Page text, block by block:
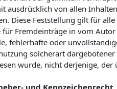
ausdrücklich von allen
Diese Feststellung gilt für
für Fremdeinträge in vom
fehlerhafte oder
solcherart
wurde, nicht derjenige,
und Kennzeichenrecht